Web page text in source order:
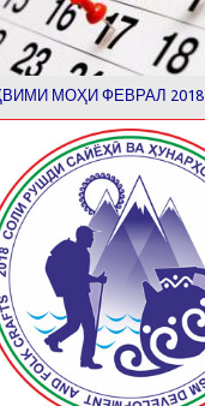
МОҲИ ФЕВРАЛ 2018